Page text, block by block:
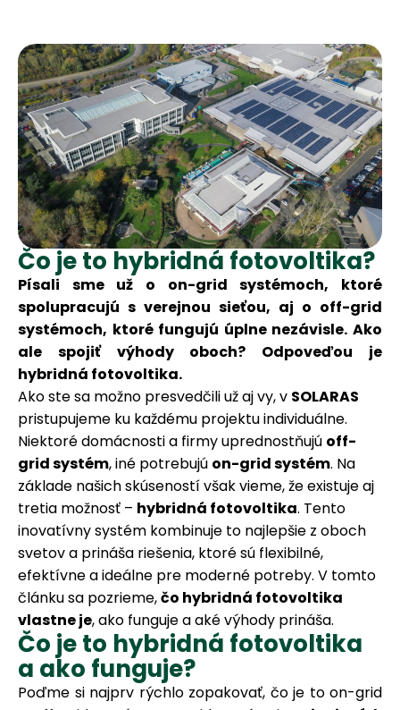
Čo je to hybridná fotovoltika?
Písali sme už o on-grid systémoch, ktoré
spolupracujú s verejnou sieťou, aj o off-grid
systémoch, ktoré fungujú úplne nezávisle. Ako
ale spojiť výhody oboch? Odpoveďou je
hybridná fotovoltika.
Ako ste sa možno presvedčili už aj vy, v SOLARAS
pristupujeme ku každému projektu individuálne.
Niektoré domácnosti a firmy uprednostňujú off-
grid systém, iné potrebujú on-grid systém. Na
základe našich skúseností však vieme, že existuje aj
tretia možnosť – hybridná fotovoltika. Tento
inovatívny systém kombinuje to najlepšie z oboch
svetov a prináša riešenia, ktoré sú flexibilné,
efektívne a ideálne pre moderné potreby. V tomto
článku sa pozrieme,čo hybridná fotovoltika
vlastne je, ako funguje a aké výhody prináša.
Čo je to hybridná fotovoltika
a ako funguje?
Poďme si najprv rýchlo zopakovať, čo je to on-grid